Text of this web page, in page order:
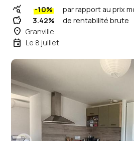
query_stats -10% par rapport au prix
savings 3.42% de rentabilité brute
place Granville
event Le 8 juillet